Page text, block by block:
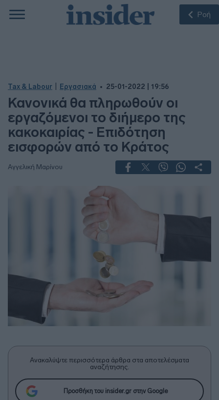
Ροή
Tax & Labour Εργασιακά 25-01-2022 | 19:56
Κανονικά θα πληρωθούν οι
εργαζόμενοι το διήμερο της
κακοκαιρίας - Επιδότηση
εισφορών από το Κράτος
Αγγελική Μαρίνου
Ανακαλύψτε περισσότερα άρθρα στα αποτελέσματα
αναζήτησης.
Προσθήκη του insider.gr στην Google